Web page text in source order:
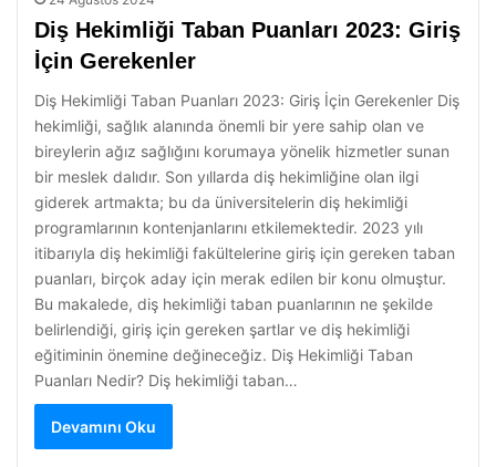
Diş Hekimliği Taban Puanları 2023: Giriş
İçin Gerekenler
Diş Hekimliği Taban Puanları 2023: Giriş İçin Gerekenler Diş
hekimliği, sağlık alanında önemli bir yere sahip olan ve
bireylerin ağız sağlığını korumaya yönelik hizmetler sunan
bir meslek dalıdır. Son yıllarda diş hekimliğine olan ilgi
giderek artmakta; bu da üniversitelerin diş hekimliği
programlarının kontenjanlarını etkilemektedir. 2023 yılı
itibarıyla diş hekimliği fakültelerine giriş için gereken taban
puanları, birçok aday için merak edilen bir konu olmuştur.
Bu makalede, diş hekimliği taban puanlarının ne şekilde
belirlendiği, giriş için gereken şartlar ve diş hekimliği
eğitiminin önemine değineceğiz. Diş Hekimliği Taban
Puanları Nedir? Diş hekimliği taban…
Devamını Oku